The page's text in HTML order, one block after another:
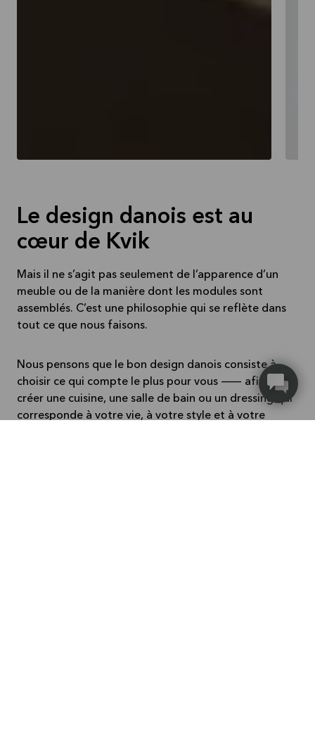
Le design danois est au
cœur de Kvik
Mais il ne s’agit pas seulement de l’apparence d’un
meuble ou de la manière dont les modules sont
assemblés. C’est une philosophie qui se reflète dans
tout ce que nous faisons.
Nous pensons que le bon design danois consiste à
choisir ce qui compte le plus pour vous — afin de
créer une cuisine, une salle de bain ou un dressing qui
corresponde à votre vie, à votre style et à votre